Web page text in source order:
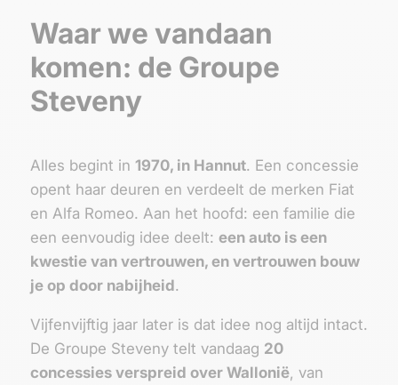
Waar we vandaan
komen: de Groupe
Steveny
Alles begint in 1970, in Hannut. Een concessie
opent haar deuren en verdeelt de merken Fiat
en Alfa Romeo. Aan het hoofd: een familie die
een eenvoudig idee deelt: een auto is een
kwestie van vertrouwen, en vertrouwen bouw
je op door nabijheid.
Vijfenvijftig jaar later is dat idee nog altijd intact.
De Groupe Steveny telt vandaag 20
concessies verspreid over Wallonië, van